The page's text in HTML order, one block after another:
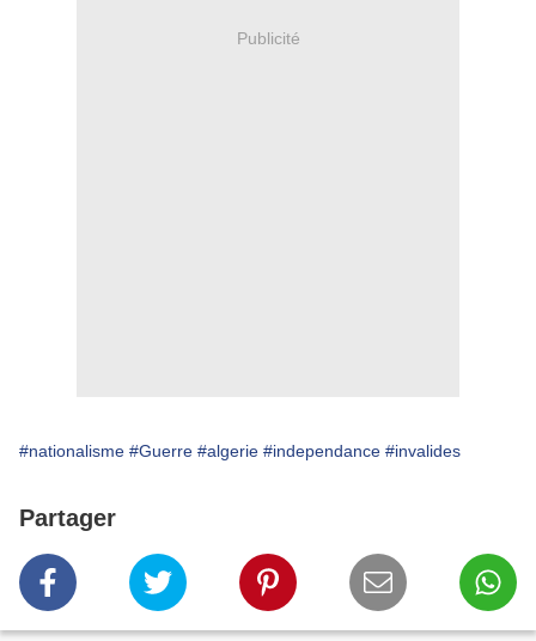
Publicité
#nationalisme #Guerre #algerie #independance #invalides
Partager